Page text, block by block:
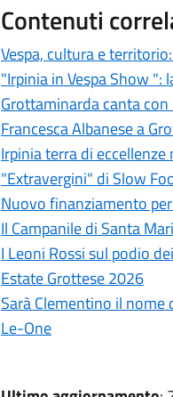
Contenuti
Vespa, cultura e
"Irpinia in Vespa Show ":
Grottaminarda canta
Francesca Albanese a
Irpinia terra di
"Extravergini" di Slow
Nuovo finanziamento
Il Campanile di Santa
I Leoni Rossi sul podio
Estate Grottese 2026
Sarà Clementino il
Le-One